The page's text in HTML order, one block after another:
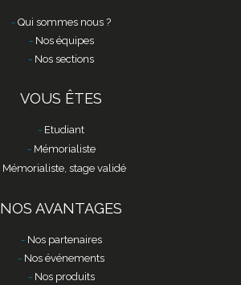
Qui sommes nous ?
Nos équipes
Nos sections
VOUS ÊTES
Etudiant
Mémorialiste
Mémorialiste, stage validé
NOS AVANTAGES
Nos partenaires
Nos événements
Nos produits